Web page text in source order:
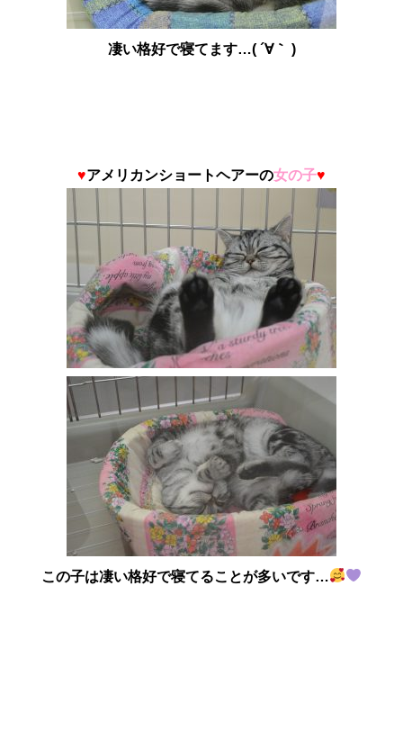
凄い格好で寝てます…( ´∀｀ )
♥アメリカンショートヘアーの女の子♥
この子は凄い格好で寝てることが多いです…